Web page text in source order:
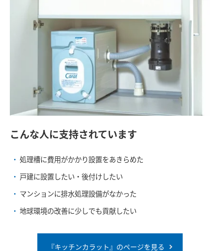
こんな人に支持されています
処理槽に費用がかかり設置をあきらめた
戸建に設置したい・後付けしたい
マンションに排水処理設備がなかった
地球環境の改善に少しでも貢献したい
『キッチンカラット』のページを見る